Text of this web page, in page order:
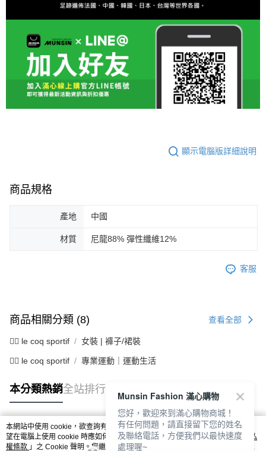
顯示電腦版詳細說明
商品規格
產地 中國
材質 尼龍88% 彈性纖維12%
客服
商品相關分類 (8) 查看全部
🚴‍♂️ le coq sportif 女裝 | 褲子/裙裝
🚴‍♂️ le coq sportif 專業運動｜運動生活
本分類熱銷全站排行
熱門標籤
本網站中使用 cookie，欲查詢有關本網站使用 cookie 方式之詳情，及若您不希
望在電腦上使用 cookie 時應如何變更電腦的 cookie 設定，請參閱本網站「
隱私
權條款 」之 Cookie 聲明。您繼續使用本網站即表示您同意本公司得按本網站使
Munsin Fashion 滿心購物
您好，歡迎來到滿心購物商城！
有任何問題，請直接留下您的姓名
及聯絡電話，方便我們以最快速度
處理喔~